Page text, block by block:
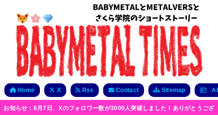
Home X Rss Contact Sitemap
お知らせ：8月7日、Xのフォロワー数が3000人突破しました！ありがとうござ